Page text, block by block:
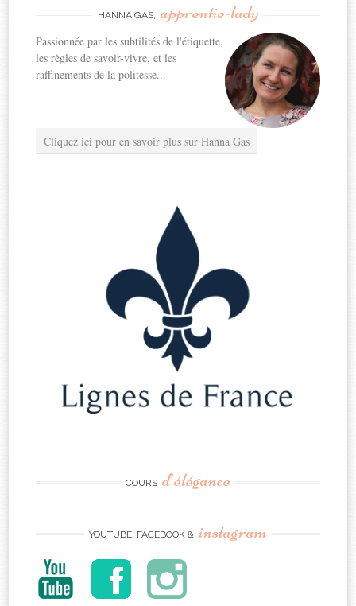
HANNA GAS, apprentie-lady
Passionnée par les subtilités de l'étiquette,
les règles de savoir-vivre, et les
raffinements de la politesse...
Cliquez ici pour en savoir plus sur Hanna Gas
COURS d’élégance
YOUTUBE, FACEBOOK & instagram